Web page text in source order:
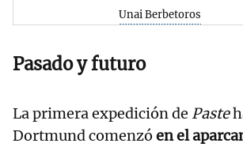
Unai Berbetoros
Pasado y futuro
La primera expedición de Paste
Dortmund comenzó en el